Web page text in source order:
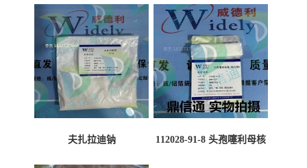
夫扎拉迪钠
112028-91-8 头孢噻利母核